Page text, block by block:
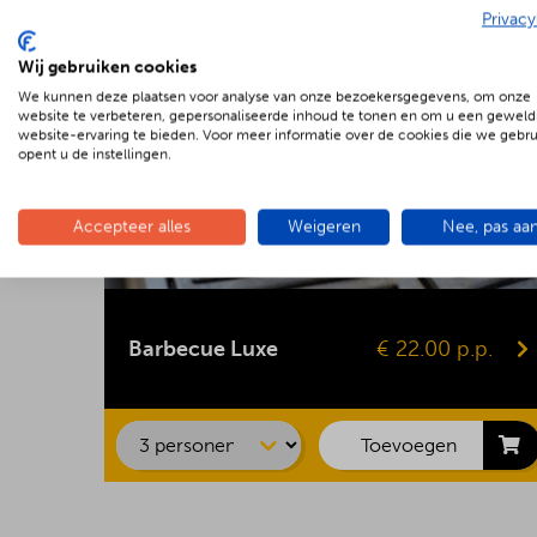
Barbecue Luxe € 22.00 p.p.
Shaslick
Toevoegen
Wij gebruiken cookies
We kunnen deze plaatsen voor analyse van onze bezoekersgegevens, om onze
website te verbeteren, gepersonaliseerde inhoud te tonen en om u een
website-ervaring te bieden. Voor meer informatie over de cookies die we
opent u de instellingen.
Accepteer alles Weigeren Nee, pas